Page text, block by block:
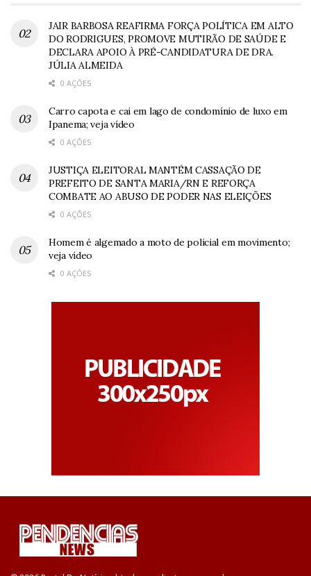
JAIR BARBOSA REAFIRMA FORÇA POLÍTICA EM ALTO
DO RODRIGUES, PROMOVE MUTIRÃO DE SAÚDE E
DECLARA APOIO À PRÉ-CANDIDATURA DE DRA.
JÚLIA ALMEIDA
0 AÇÕES
Carro capota e cai em lago de condomínio de luxo em
Ipanema; veja vídeo
0 AÇÕES
JUSTIÇA ELEITORAL MANTÉM CASSAÇÃO DE
PREFEITO DE SANTA MARIA/RN E REFORÇA
COMBATE AO ABUSO DE PODER NAS ELEIÇÕES
0 AÇÕES
Homem é algemado a moto de policial em movimento;
veja vídeo
0 AÇÕES